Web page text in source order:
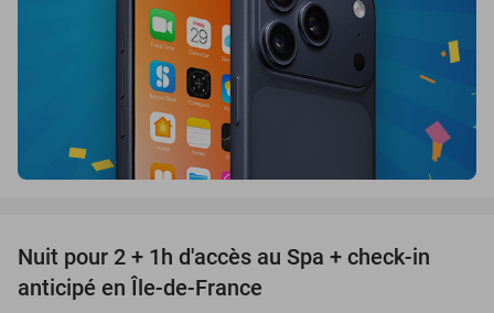
42%
Nuit pour 2 + 1h d'accès au Spa + check-in
anticipé en Île-de-France